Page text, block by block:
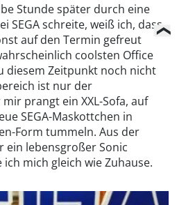
Stunde später durch eine
SEGA schreite, weiß ich, dass
auf den Termin gefreut
coolsten Office
diesem Zeitpunkt noch nicht
ist nur der
prangt ein XXL-Sofa, auf
SEGA-Maskottchen in
Form tummeln. Aus der
ein lebensgroßer Sonic
mich gleich wie Zuhause.